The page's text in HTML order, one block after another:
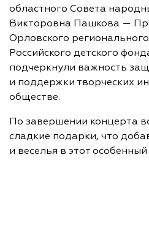
областного Совета
Викторовна Пашкова —
Орловского
Российского детского
подчеркнули важность
и поддержки творческих
обществе.
По завершении концерта
сладкие подарки, что
и веселья в этот особенный